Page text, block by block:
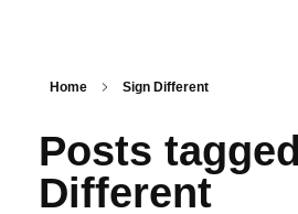
Home Sign Different
Posts
Different